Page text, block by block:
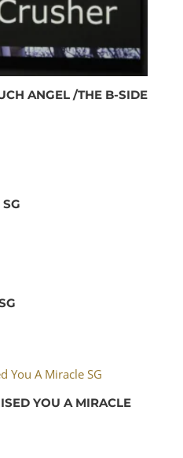
ANGEL /THE B-SIDE
YOU A MIRACLE